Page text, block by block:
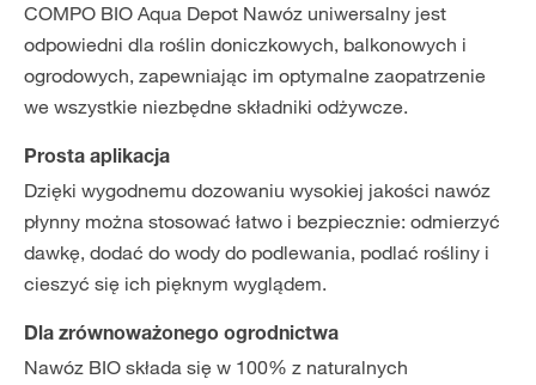
COMPO BIO Aqua Depot Nawóz uniwersalny jest
odpowiedni dla roślin doniczkowych, balkonowych i
ogrodowych, zapewniając im optymalne zaopatrzenie
we wszystkie niezbędne składniki odżywcze.
Prosta aplikacja
Dzięki wygodnemu dozowaniu wysokiej jakości nawóz
płynny można stosować łatwo i bezpiecznie: odmierzyć
dawkę, dodać do wody do podlewania, podlać rośliny i
cieszyć się ich pięknym wyglądem.
Dla zrównoważonego ogrodnictwa
Nawóz BIO składa się w 100% z naturalnych